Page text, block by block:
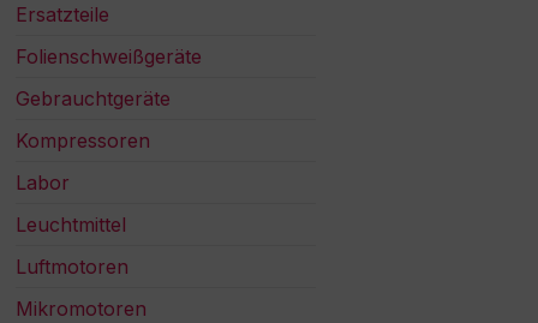
Ersatzteile
Folienschweißgeräte
Gebrauchtgeräte
Kompressoren
Labor
Leuchtmittel
Luftmotoren
Mikromotoren